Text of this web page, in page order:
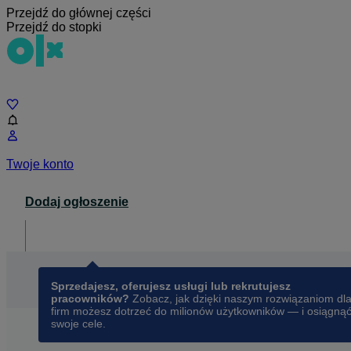
Przejdź do głównej części
Przejdź do stopki
Twoje konto
Dodaj ogłoszenie
Sprzedajesz, oferujesz usługi lub rekrutujesz
pracowników? Zobacz, jak dzięki naszym rozwiązaniom dla
firm możesz dotrzeć do milionów użytkowników — i osiągnąć
swoje cele.